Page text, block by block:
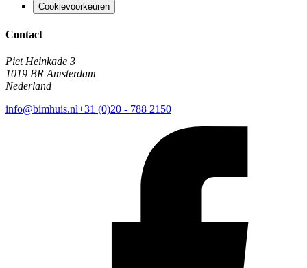
Cookievoorkeuren
Contact
Piet Heinkade 3
1019 BR Amsterdam
Nederland
info@bimhuis.nl+31 (0)20 - 788 2150